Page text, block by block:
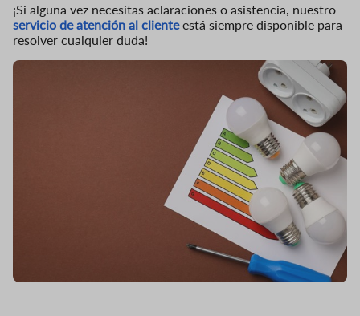
¡Si alguna vez necesitas aclaraciones o asistencia, nuestro
servicio de atención al clienteestá siempre disponible para
resolver cualquier duda!
Imagen